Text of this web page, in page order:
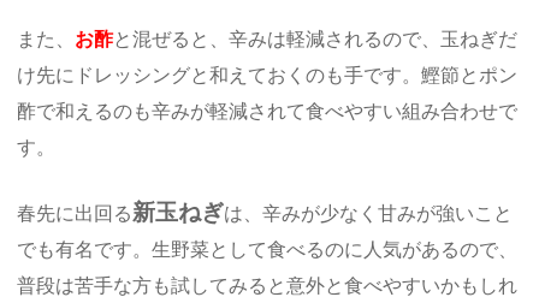
また、 お酢と混ぜると、辛みは軽減されるので、玉ねぎだ
け先にドレッシングと和えておくのも手です。鰹節とポン
酢で和えるのも辛みが軽減されて食べやすい組み合わせで
す。
春先に出回る新玉ねぎは、辛みが少なく甘みが強いこと
でも有名です。生野菜として食べるのに人気があるので、
普段は苦手な方も試してみると意外と食べやすいかもしれ